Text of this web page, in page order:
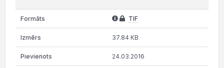
TIF
37.84 KB
24.03.2016